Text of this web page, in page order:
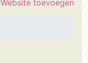
Website toevoegen